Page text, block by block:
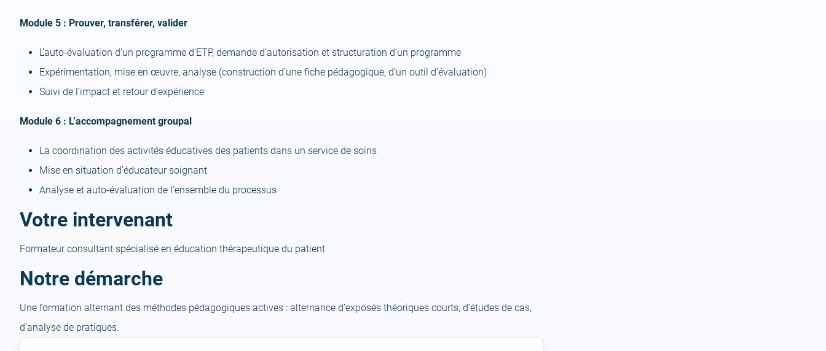
Module 5 : Prouver, transférer, valider
L’auto-évaluation d’un programme d’ETP, demande d’autorisation et structuration d’un programme
Expérimentation, mise en œuvre, analyse (construction d’une fiche pédagogique, d’un outil d’évaluation)
Suivi de l’impact et retour d’expérience
Module 6 : L’accompagnement groupal
La coordination des activités éducatives des patients dans un service de soins
Mise en situation d’éducateur soignant
Analyse et auto-évaluation de l’ensemble du processus
Votre intervenant
Formateur consultant spécialisé en éducation thérapeutique du patient
Notre démarche
Une formation alternant des méthodes pédagogiques actives : alternance d’exposés théoriques courts, d’études de cas,
d’analyse de pratiques.